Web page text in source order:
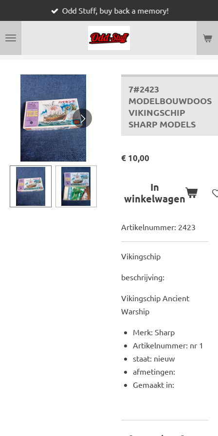
naar
Odd Stuff, buy back a memory!
7#2423
MODELBOUWDOOS
VIKINGSCHIP
SHARP MODELS
€ 10,00
In
winkelwagen
Artikelnummer: 2423
Vikingschip
beschrijving:
Vikingschip Ancient
Warship
Merk: Sharp
Artikelnummer: nr 1
staat: nieuw
afmetingen:
Gemaakt in: